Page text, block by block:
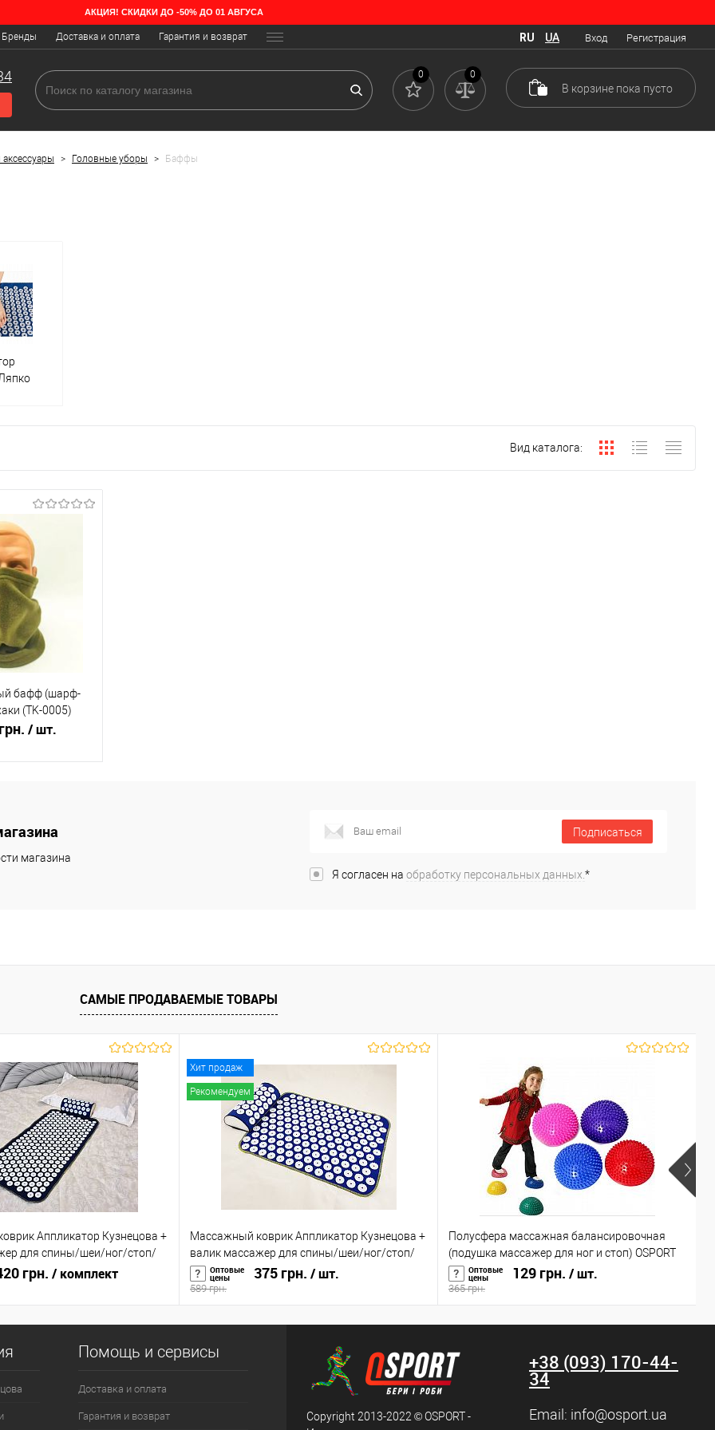
АКЦИЯ! СКИДКИ ДО -50% ДО 01 АВГУСА
Бренды Доставка и оплата Гарантия и возврат Вход Регистрация
RU UA
0 0
В корзине пока пусто
> Головные уборы > Баффы
Вид каталога:
бафф (шарф-
(TK-0005)
/ шт.
К сравнению
В наличии
магазина
Подписаться
Я согласен на обработку персональных данных.*
САМЫЕ ПРОДАВАЕМЫЕ ТОВАРЫ
Аппликатор Кузнецова +
для спины/шеи/ног/стоп/
(n-0004)
грн. / комплект
Хит продаж
Рекомендуем
Массажный коврик Аппликатор Кузнецова +
валик массажер для спины/шеи/ног/стоп/
головы/тела OSPORT (n-0002)
Оптовые
цены 375 грн. / шт.
589 грн.
Полусфера массажная балансировочная
(подушка массажер для ног и стоп) OSPORT
(OF-0059)
Оптовые
цены 129 грн. / шт.
365 грн.
Помощь и сервисы
Доставка и оплата
Гарантия и возврат
Copyright 2013-2022 © OSPORT -
+38 (093) 170-44-
34
Email: info@osport.ua